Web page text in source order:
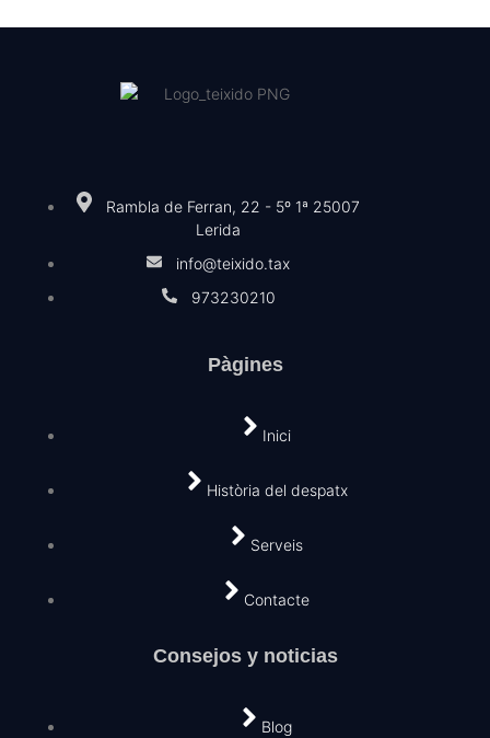
Rambla de Ferran, 22 - 5º 1ª 25007
Lerida
info@teixido.tax
973230210
Pàgines
Inici
Història del despatx
Serveis
Contacte
Consejos y noticias
Blog